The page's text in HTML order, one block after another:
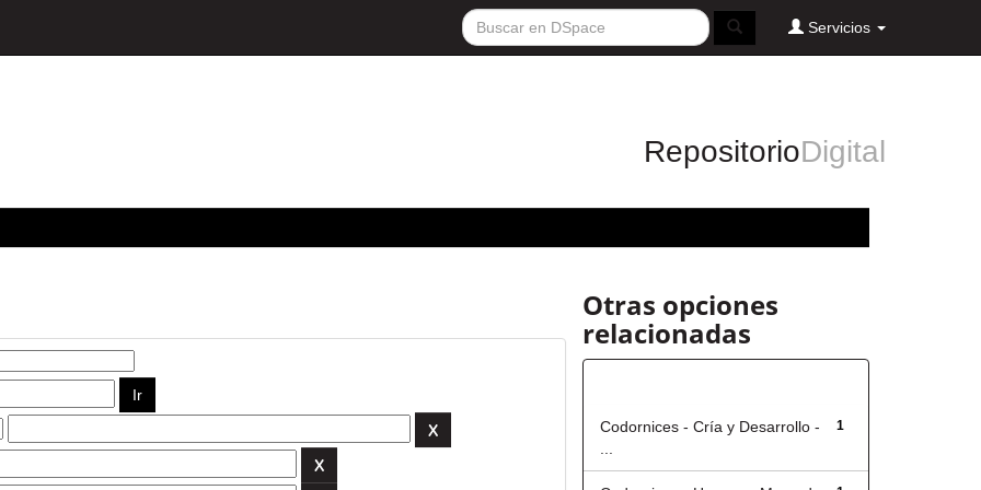
Servicios
RepositorioDigital
Otras opciones
relacionadas
1
Codornices - Cría y Desarrollo -